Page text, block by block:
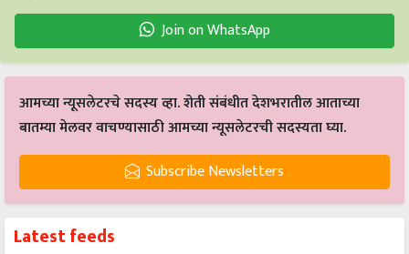
Join on WhatsApp
आमच्या न्यूसलेटरचे सदस्य व्हा. शेती संबंधीत देशभरातील आताच्या
बातम्या मेलवर वाचण्यासाठी आमच्या न्यूसलेटरची सदस्यता घ्या.
Subscribe Newsletters
Latest feeds